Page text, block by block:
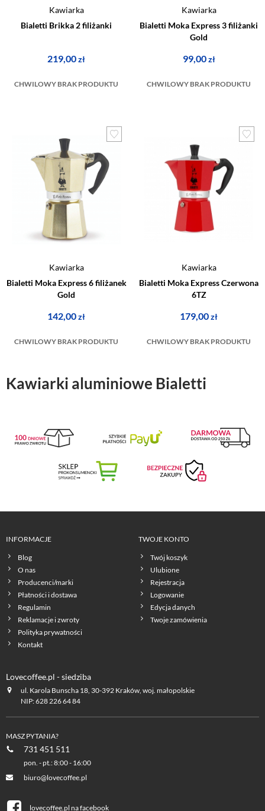
Kawiarka
Bialetti Brikka 2 filiżanki
219,00zł
CHWILOWY BRAK PRODUKTU
Kawiarka
Bialetti Moka Express 3 filiżanki
Gold
99,00zł
CHWILOWY BRAK PRODUKTU
Kawiarka
Bialetti Moka Express 6 filiżanek
Gold
142,00zł
CHWILOWY BRAK PRODUKTU
Kawiarka
Bialetti Moka Express Czerwona
6TZ
179,00zł
CHWILOWY BRAK PRODUKTU
Kawiarki aluminiowe Bialetti
INFORMACJE
Blog
O nas
Producenci/marki
Płatności i dostawa
Regulamin
Reklamacje i zwroty
Polityka prywatności
Kontakt
TWOJE KONTO
Twój koszyk
Ulubione
Rejestracja
Logowanie
Edycja danych
Twoje zamówienia
Lovecoffee.pl - siedziba
ul. Karola Bunscha 18, 30-392 Kraków, woj. małopolskie
NIP: 628 226 64 84
MASZ PYTANIA?
731 451 511
pon. - pt.: 8:00 - 16:00
biuro@lovecoffee.pl
lovecoffee.pl na facebook